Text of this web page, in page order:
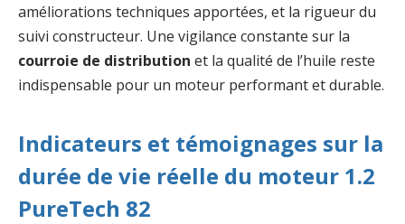
améliorations techniques apportées, et la rigueur du
suivi constructeur. Une vigilance constante sur la
courroie de distribution et la qualité de l’huile reste
indispensable pour un moteur performant et durable.
Indicateurs et témoignages sur la
durée de vie réelle du moteur 1.2
PureTech 82